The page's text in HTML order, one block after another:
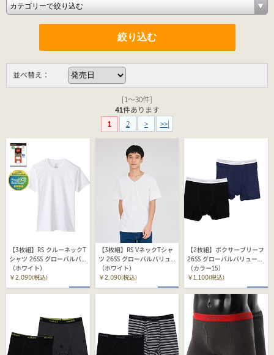
並べ替え：
[1～30件]
41件あります
1
2 > >>|
【3枚組】RS クルーネックT
シャツ 26SS グローバルバ
リューライン ヘインズ
(HM1EY701)
（ホワイト）
￥2,090(税込)
【3枚組】RS VネックTシャ
ツ 26SS グローバルバリュ
ーライン ヘインズ
(HM1EY703)
（ホワイト）
￥2,090(税込)
【2枚組】ボクサーブリーフ
26SS グローバルバリューラ
イン ヘインズ(HM6EG701)
（カラー15）
￥1,100(税込)